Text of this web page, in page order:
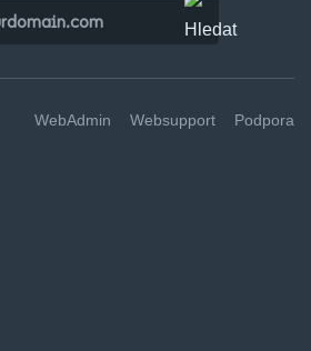
WebAdmin Websupport Podpora